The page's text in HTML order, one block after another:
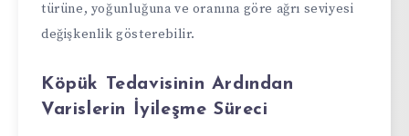
türüne, yoğunluğuna ve oranına göre ağrı seviyesi
değişkenlik gösterebilir.
Köpük Tedavisinin Ardından
Varislerin İyileşme Süreci